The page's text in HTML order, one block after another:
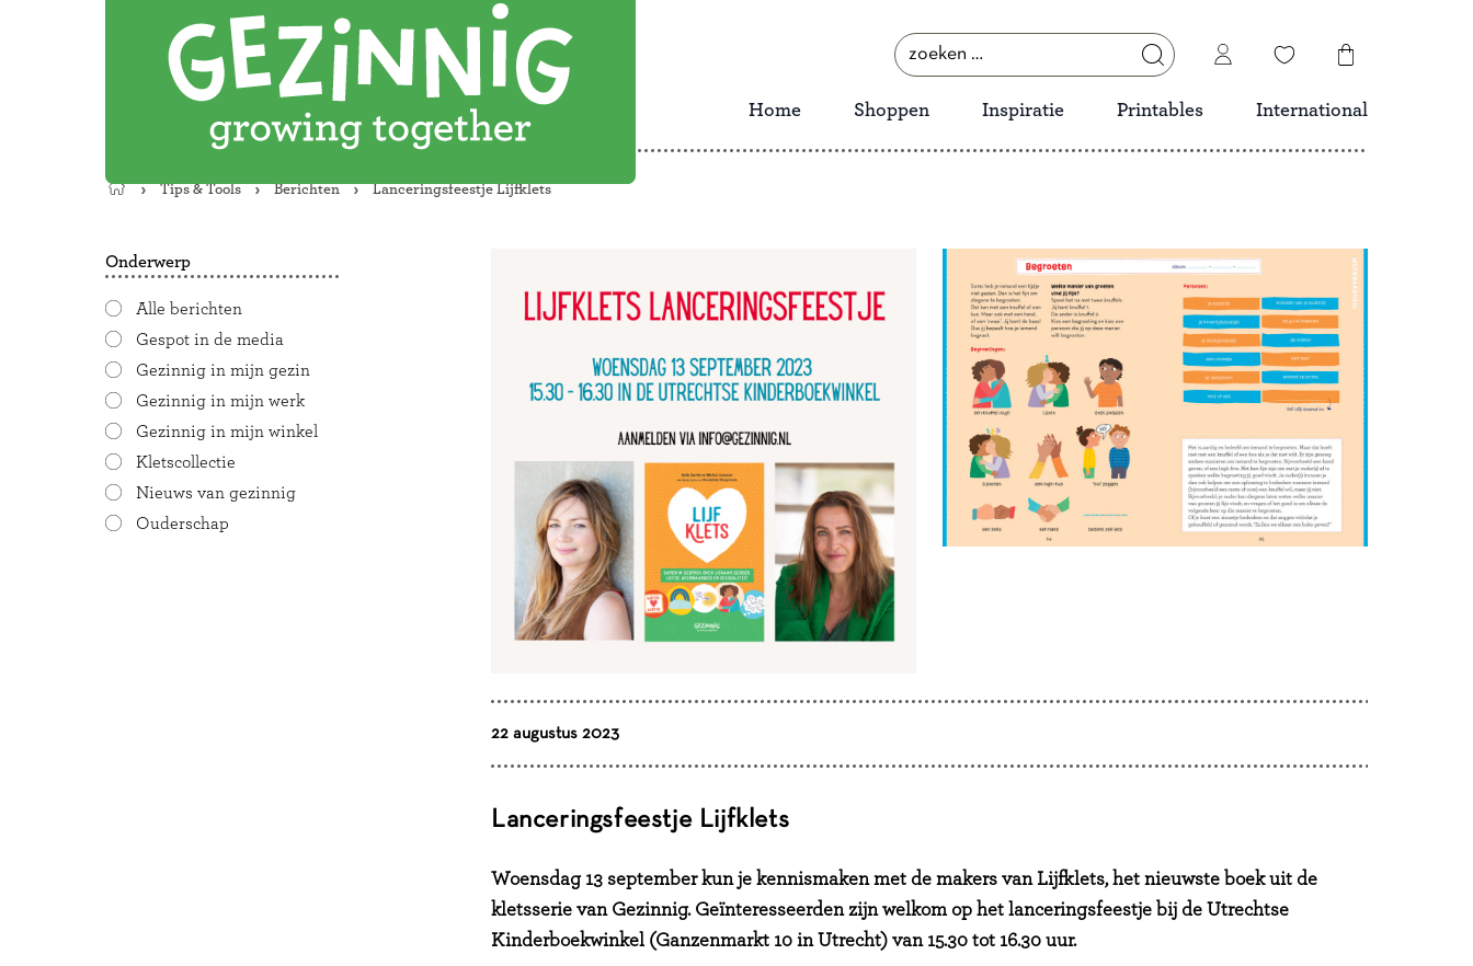
zoeken
naar:
Home Shoppen Inspiratie Printables International
Terug
startpagina
Tips & Tools Berichten Lanceringsfeestje Lijfklets
Onderwerp
Alle berichten
Gespot in de media
Gezinnig in mijn gezin
Gezinnig in mijn werk
Gezinnig in mijn winkel
Kletscollectie
Nieuws van gezinnig
Ouderschap
22 augustus 2023
Lanceringsfeestje Lijfklets
Woensdag 13 september kun je kennismaken met de makers van Lijfklets, het nieuwste boek uit de
kletsserie van Gezinnig. Geïnteresseerden zijn welkom op het lanceringsfeestje bij de Utrechtse
Kinderboekwinkel (Ganzenmarkt 10 in Utrecht) van 15.30 tot 16.30 uur.